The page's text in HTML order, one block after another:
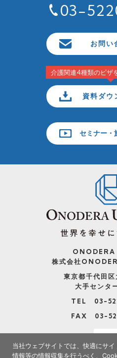
03-
お問い
介護関連4種類のビザ
資料ダウ
セミナー・
ONODERA
株式会社
東京都千代田
大手センタ
TEL 03-
FAX 03-
当社ウェブサイトでは、快適にサ
情報等の情報収集を行うべく、